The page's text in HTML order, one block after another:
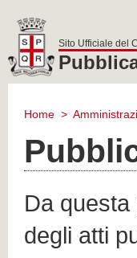
reggio
Sito Ufficiale del
Home >
Da
degli atti